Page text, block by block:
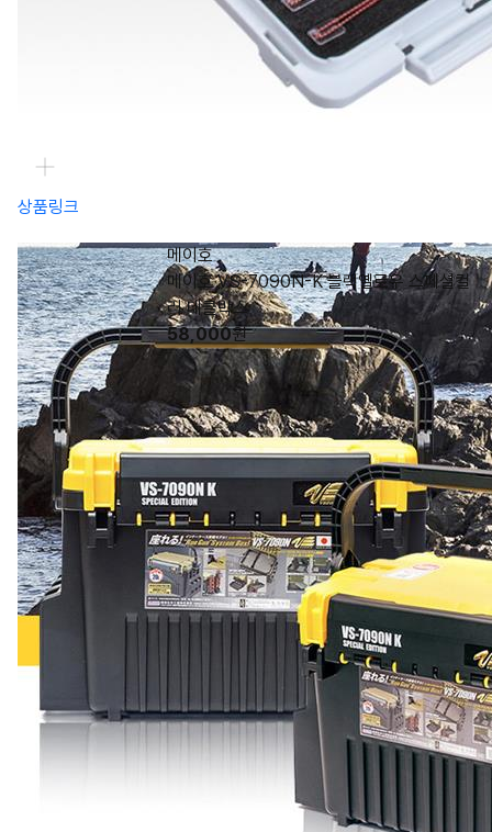
상품링크
메이호
메이호 VS-7090N-K 블랙옐로우 스페셜컬
러 태클박스
58,000원